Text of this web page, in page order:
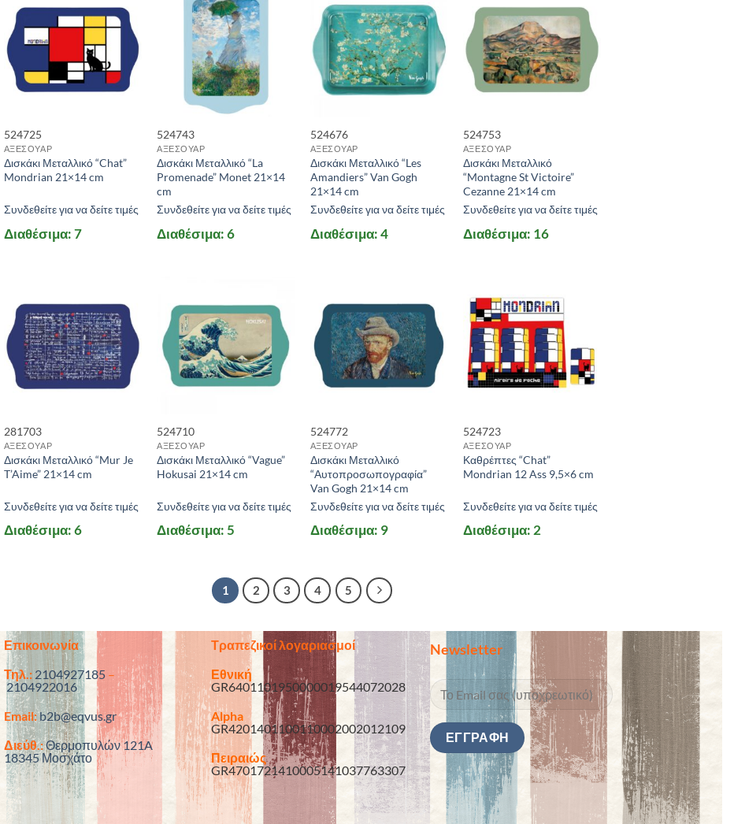
524725
ΑΞΕΣΟΥΑΡ
Δισκάκι Μεταλλικό “Chat”
Mondrian 21×14 cm
Συνδεθείτε για να δείτε τιμές
Διαθέσιμα: 7
524743
ΑΞΕΣΟΥΑΡ
Δισκάκι Μεταλλικό “La
Promenade” Monet 21×14
cm
Συνδεθείτε για να δείτε τιμές
Διαθέσιμα: 6
524676
ΑΞΕΣΟΥΑΡ
Δισκάκι Μεταλλικό “Les
Amandiers” Van Gogh
21×14 cm
Συνδεθείτε για να δείτε τιμές
Διαθέσιμα: 4
524753
ΑΞΕΣΟΥΑΡ
Δισκάκι Μεταλλικό
“Montagne St Victoire”
Cezanne 21×14 cm
Συνδεθείτε για να δείτε τιμές
Διαθέσιμα: 16
281703
ΑΞΕΣΟΥΑΡ
Δισκάκι Μεταλλικό “Mur Je
T’Aime” 21×14 cm
Συνδεθείτε για να δείτε τιμές
Διαθέσιμα: 6
524710
ΑΞΕΣΟΥΑΡ
Δισκάκι Μεταλλικό “Vague”
Hokusai 21×14 cm
Συνδεθείτε για να δείτε τιμές
Διαθέσιμα: 5
524772
ΑΞΕΣΟΥΑΡ
Δισκάκι Μεταλλικό
“Αυτοπροσωπογραφία”
Van Gogh 21×14 cm
Συνδεθείτε για να δείτε τιμές
Διαθέσιμα: 9
524723
ΑΞΕΣΟΥΑΡ
Καθρέπτες “Chat”
Mondrian 12 Ass 9,5×6 cm
Συνδεθείτε για να δείτε τιμές
Διαθέσιμα: 2
1 2 3 4 5
Επικοινωνία
Τηλ.: 2104927185 –
2104922016
Email:b2b@eqvus.gr
Διεύθ.:Θερμοπυλών 121A
18345 Μοσχάτο
Τραπεζικοί λογαριασμοί
Εθνική
GR6401101950000019544072028
Alpha
GR4201401100110002002012109
Πειραιώς
GR4701721410005141037763307
Newsletter